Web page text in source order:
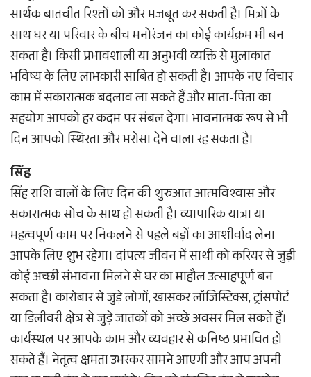
सार्थक बातचीत रिश्तों को और मजबूत कर सकती है। मित्रों के
साथ घर या परिवार के बीच मनोरंजन का कोई कार्यक्रम भी बन
सकता है। किसी प्रभावशाली या अनुभवी व्यक्ति से मुलाकात
भविष्य के लिए लाभकारी साबित हो सकती है। आपके नए विचार
काम में सकारात्मक बदलाव ला सकते हैं और माता-पिता का
सहयोग आपको हर कदम पर संबल देगा। भावनात्मक रूप से भी
दिन आपको स्थिरता और भरोसा देने वाला रह सकता है।
सिंह
सिंह राशि वालों के लिए दिन की शुरुआत आत्मविश्वास और
सकारात्मक सोच के साथ हो सकती है। व्यापारिक यात्रा या
महत्वपूर्ण काम पर निकलने से पहले बड़ों का आशीर्वाद लेना
आपके लिए शुभ रहेगा। दांपत्य जीवन में साथी को करियर से जुड़ी
कोई अच्छी संभावना मिलने से घर का माहौल उत्साहपूर्ण बन
सकता है। कारोबार से जुड़े लोगों, खासकर लॉजिस्टिक्स, ट्रांसपोर्ट
या डिलीवरी क्षेत्र से जुड़े जातकों को अच्छे अवसर मिल सकते हैं।
कार्यस्थल पर आपके काम और व्यवहार से कनिष्ठ प्रभावित हो
सकते हैं। नेतृत्व क्षमता उभरकर सामने आएगी और आप अपनी